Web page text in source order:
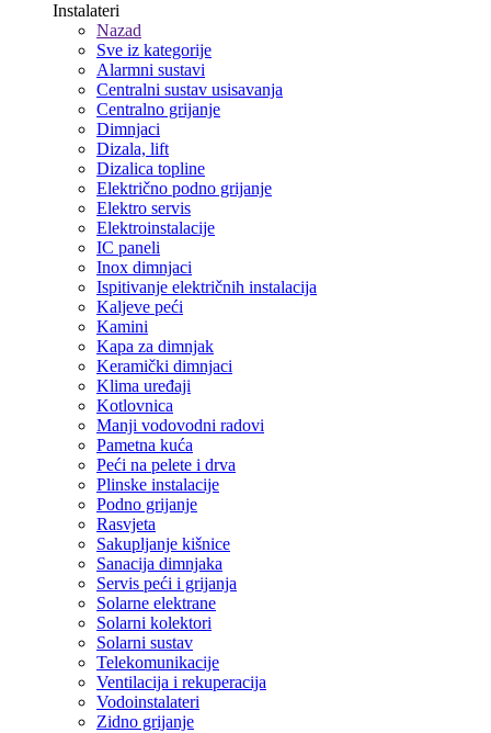
Instalateri
Nazad
Sve iz kategorije
Alarmni sustavi
Centralni sustav usisavanja
Centralno grijanje
Dimnjaci
Dizala, lift
Dizalica topline
Električno podno grijanje
Elektro servis
Elektroinstalacije
IC paneli
Inox dimnjaci
Ispitivanje električnih instalacija
Kaljeve peći
Kamini
Kapa za dimnjak
Keramički dimnjaci
Klima uređaji
Kotlovnica
Manji vodovodni radovi
Pametna kuća
Peći na pelete i drva
Plinske instalacije
Podno grijanje
Rasvjeta
Sakupljanje kišnice
Sanacija dimnjaka
Servis peći i grijanja
Solarne elektrane
Solarni kolektori
Solarni sustav
Telekomunikacije
Ventilacija i rekuperacija
Vodoinstalateri
Zidno grijanje